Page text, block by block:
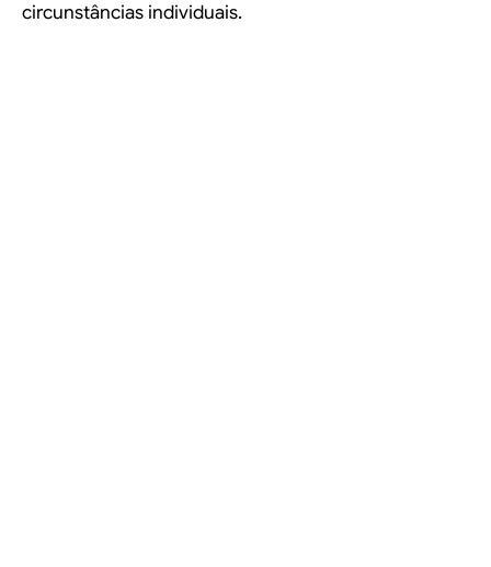
circunstâncias individuais.